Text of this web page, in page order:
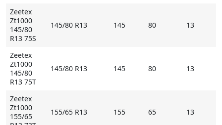
* Внимание: летние шины не российского
происхождения могут быть промаркированы
Купить Zeetex Zt1000 на Мосавтошине
Zeetex
Zt1000
145/80
R13 75S
145/80 R13 145 80 13
Zeetex
Zt1000
145/80
R13 75T
145/80 R13 145 80 13
Zeetex
Zt1000
155/65
155/65 R13 155 65 13